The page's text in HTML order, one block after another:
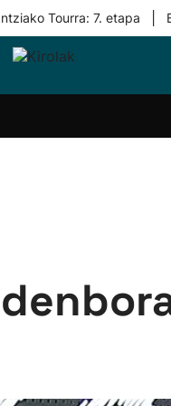
Tourra: 7. etapa